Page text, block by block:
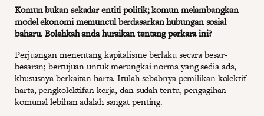
Komun bukan sekadar entiti politik; komun melambangkan
model ekonomi memuncul berdasarkan hubungan sosial
baharu. Bolehkah anda huraikan tentang perkara ini?
Perjuangan menentang kapitalisme berlaku secara besar-
besaran; bertujuan untuk merungkai norma yang sedia ada,
khususnya berkaitan harta. Itulah sebabnya pemilikan kolektif
harta, pengkolektifan kerja, dan sudah tentu, pengagihan
komunal lebihan adalah sangat penting.